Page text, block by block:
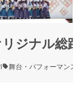
ジナル総
舞台・パフォーマン